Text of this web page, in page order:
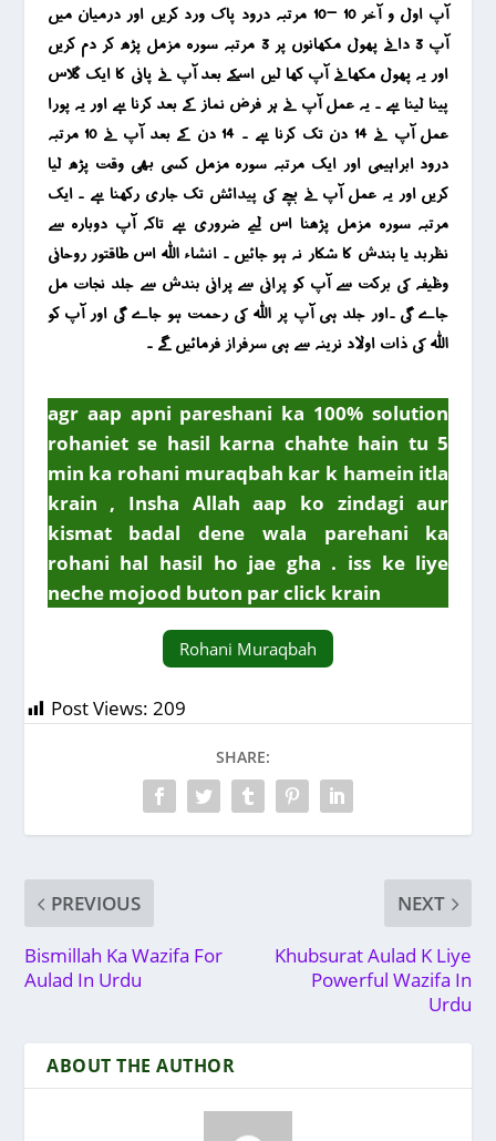
آپ اول و آخر 10 -10 مرتبہ درود پاک ورد کریں اور درمیان میں
آپ 3 دانے پھول مکھانوں پر 3 مرتبہ سورہ مزمل پڑھ کر دم کریں
اور یہ پھول مکھانے آپ کھا لیں اسکے بعد آپ نے پانی کا ایک گلاس
پینا لینا ہے ۔ یہ عمل آپ نے ہر فرض نماز کے بعد کرنا ہے اور یہ پورا
عمل آپ نے 14 دن تک کرنا ہے ۔ 14 دن کے بعد آپ نے 10 مرتبہ
درود ابراہیمی اور ایک مرتبہ سورہ مزمل کسی بھی وقت پڑھ لیا
کریں اور یہ عمل آپ نے بچے کی پیدائش تک جاری رکھنا ہے ۔ ایک
مرتبہ سورہ مزمل پڑھنا اس لیے ضروری ہے تاکہ آپ دوبارہ سے
نظربد یا بندش کا شکار نہ ہو جائیں ۔ انشاء اللہ اس طاقتور روحانی
وظیفہ کی برکت سے آپ کو پرانی سے پرانی بندش سے جلد نجات مل
جاے گی ۔اور جلد ہی آپ پر اللہ کی رحمت ہو جاے گی اور آپ کو
اللہ کی ذات اولاد نرینہ سے ہی سرفراز فرمائیں گے ۔
agr aap apni pareshani ka 100% solution
rohaniet se hasil karna chahte hain tu 5
min ka rohani muraqbah kar k hamein itla
krain , Insha Allah aap ko zindagi aur
kismat badal dene wala parehani ka
rohani hal hasil ho jae gha . iss ke liye
neche mojood buton par click krain
Rohani Muraqbah
Post Views: 209
SHARE:
PREVIOUS
Bismillah Ka Wazifa For
Aulad In Urdu
NEXT
Khubsurat Aulad K Liye
Powerful Wazifa In
Urdu
ABOUT THE AUTHOR